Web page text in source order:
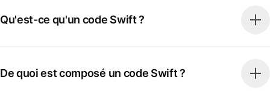
Qu'est-ce qu'un code Swift ?
De quoi est composé un code Swift ?